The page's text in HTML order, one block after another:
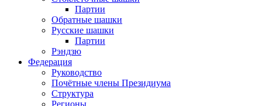
Партии
Обратные шашки
Русские шашки
Партии
Рэндзю
Федерация
Руководство
Почётные члены Президиума
Структура
Регионы